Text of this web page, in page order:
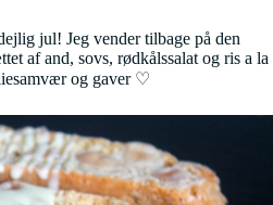
jul! Jeg vender tilbage på den
af and, sovs, rødkålssalat og ris a la
og gaver ♡